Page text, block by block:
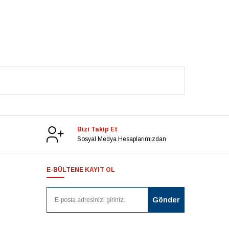
Bizi Takip Et
Sosyal Medya Hesaplarımızdan
E-BÜLTENE KAYIT OL